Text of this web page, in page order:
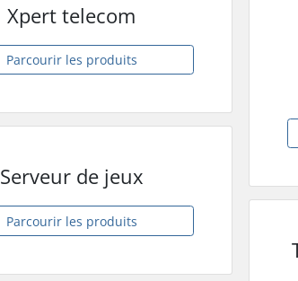
Xpert telecom
Parcourir les produits
Serveur de jeux
Parcourir les produits